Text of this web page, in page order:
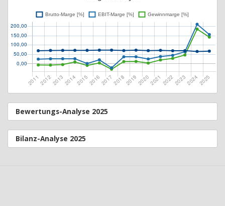
Bewertungs-Analyse 2025
Bilanz-Analyse 2025